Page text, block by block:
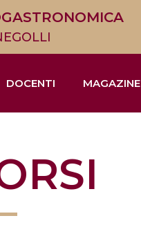
DOCENTI MAGAZINE